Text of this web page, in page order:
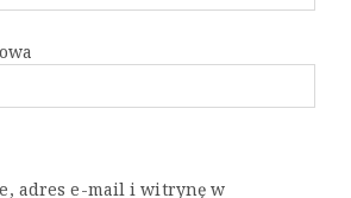
adres e-mail i witrynę w